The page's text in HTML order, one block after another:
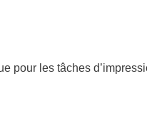
pour les tâches